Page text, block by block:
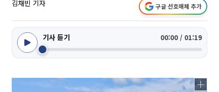
김채빈 기자 구글 선호매체 추가
기사 듣기 00:00 / 01:19